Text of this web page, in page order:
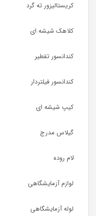
کریستالیزور ته گرد
کلاهک شیشه ای
کندانسور تقطیر
کندانسور فیلتردار
کیپ شیشه ای
گیلاس مدرج
لام روده
لوازم آزمایشگاهی
لوله آزمایشگاهی